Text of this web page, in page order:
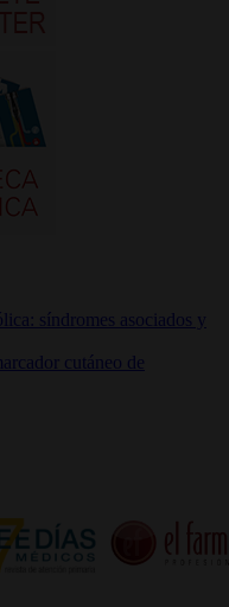
síndromes asociados y
cutáneo de